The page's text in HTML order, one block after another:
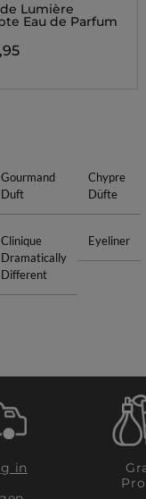
Lumière
Eau de Parfum
Gourmand
Duft
Chypre
Düfte
Clinique
Dramatically
Different
Eyeliner
in